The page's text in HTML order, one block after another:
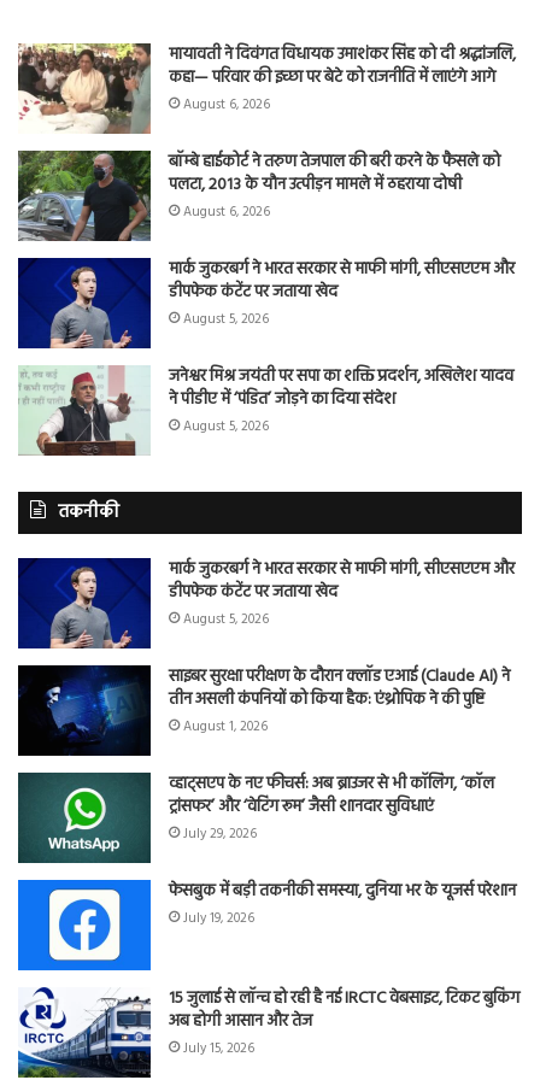
मायावती ने दिवंगत विधायक उमाशंकर सिंह को दी श्रद्धांजलि,
कहा— परिवार की इच्छा पर बेटे को राजनीति में लाएंगे आगे
August 6, 2026
बॉम्बे हाईकोर्ट ने तरुण तेजपाल की बरी करने के फैसले को
पलटा, 2013 के यौन उत्पीड़न मामले में ठहराया दोषी
August 6, 2026
मार्क जुकरबर्ग ने भारत सरकार से माफी मांगी, सीएसएएम और
डीपफेक कंटेंट पर जताया खेद
August 5, 2026
जनेश्वर मिश्र जयंती पर सपा का शक्ति प्रदर्शन, अखिलेश यादव
ने पीडीए में ‘पंडित’ जोड़ने का दिया संदेश
August 5, 2026
तकनीकी
मार्क जुकरबर्ग ने भारत सरकार से माफी मांगी, सीएसएएम और
डीपफेक कंटेंट पर जताया खेद
August 5, 2026
साइबर सुरक्षा परीक्षण के दौरान क्लॉड एआई (Claude AI) ने
तीन असली कंपनियों को किया हैक: एंथ्रोपिक ने की पुष्टि
August 1, 2026
व्हाट्सएप के नए फीचर्स: अब ब्राउजर से भी कॉलिंग, ‘कॉल
ट्रांसफर’ और ‘वेटिंग रूम’ जैसी शानदार सुविधाएं
July 29, 2026
फेसबुक में बड़ी तकनीकी समस्या, दुनिया भर के यूजर्स परेशान
July 19, 2026
15 जुलाई से लॉन्च हो रही है नई IRCTC वेबसाइट, टिकट बुकिंग
अब होगी आसान और तेज
July 15, 2026